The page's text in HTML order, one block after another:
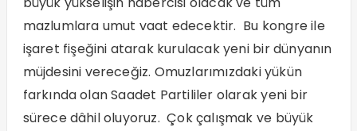
mazlumlara umut vaat edecektir. Bu kongre ile
işaret fişeğini atarak kurulacak yeni bir dünyanın
müjdesini vereceğiz. Omuzlarımızdaki yükün
farkında olan Saadet Partililer olarak yeni bir
sürece dâhil oluyoruz. Çok çalışmak ve büyük